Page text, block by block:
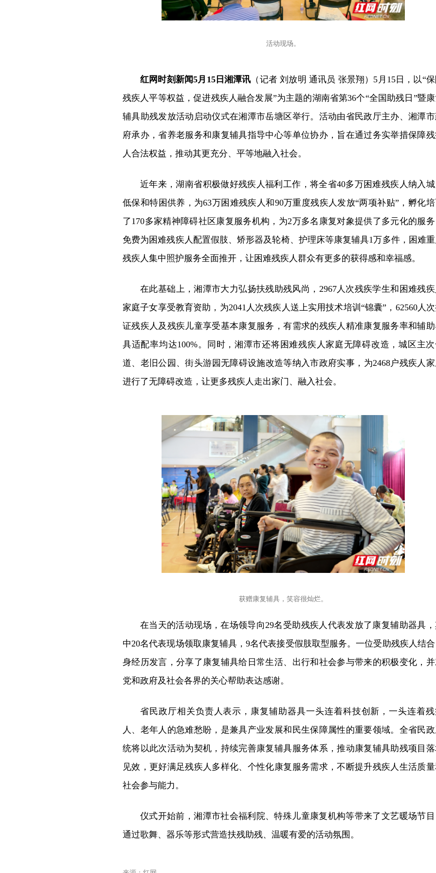
活动现场。
红网时刻新闻5月15日湘潭讯 （记者 刘放明 通讯员 张景翔）5月15日，以“
残疾人平等权益，促进残疾人融合发展”为主题的湖南省第36个“全国助残日”暨
辅具助残发放活动启动仪式在湘潭市岳塘区举行。活动由省民政厅主办、湘潭
府承办，省养老服务和康复辅具指导中心等单位协办，旨在通过务实举措保障
人合法权益，推动其更充分、平等地融入社会。
近年来，湖南省积极做好残疾人福利工作，将全省40多万困难残疾人纳入
低保和特困供养，为63万困难残疾人和90万重度残疾人发放“两项补贴”，孵化
了170多家精神障碍社区康复服务机构，为2万多名康复对象提供了多元化的服
免费为困难残疾人配置假肢、矫形器及轮椅、护理床等康复辅具1万多件，困难
残疾人集中照护服务全面推开，让困难残疾人群众有更多的获得感和幸福感。
在此基础上，湘潭市大力弘扬扶残助残风尚，2967人次残疾学生和困难残
家庭子女享受教育资助，为2041人次残疾人送上实用技术培训“锦囊”，62560人
证残疾人及残疾儿童享受基本康复服务，有需求的残疾人精准康复服务率和辅
具适配率均达100%。同时，湘潭市还将困难残疾人家庭无障碍改造，城区主
道、老旧公园、街头游园无障碍设施改造等纳入市政府实事，为2468户残疾人
进行了无障碍改造，让更多残疾人走出家门、融入社会。
获赠康复辅具，笑容很灿烂。
在当天的活动现场，在场领导向29名受助残疾人代表发放了康复辅助器具
中20名代表现场领取康复辅具，9名代表接受假肢取型服务。一位受助残疾人结
身经历发言，分享了康复辅具给日常生活、出行和社会参与带来的积极变化，
党和政府及社会各界的关心帮助表达感谢。
省民政厅相关负责人表示，康复辅助器具一头连着科技创新，一头连着
人、老年人的急难愁盼，是兼具产业发展和民生保障属性的重要领域。全省民
统将以此次活动为契机，持续完善康复辅具服务体系，推动康复辅具助残项目
见效，更好满足残疾人多样化、个性化康复服务需求，不断提升残疾人生活质
社会参与能力。
仪式开始前，湘潭市社会福利院、特殊儿童康复机构等带来了文艺暖场节
通过歌舞、器乐等形式营造扶残助残、温暖有爱的活动氛围。